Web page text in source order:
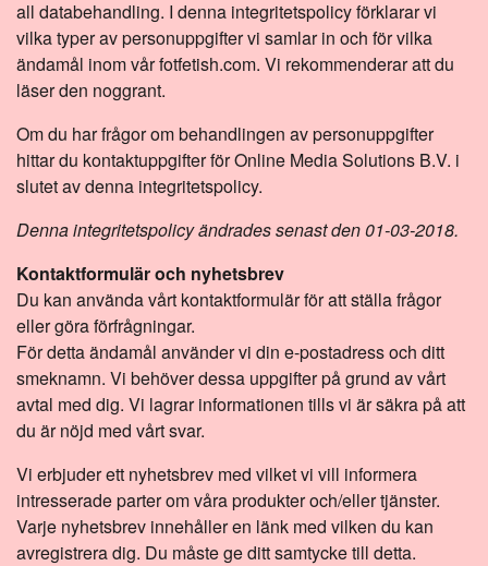
all databehandling. I denna integritetspolicy förklarar vi
vilka typer av personuppgifter vi samlar in och för vilka
ändamål inom vår fotfetish.com. Vi rekommenderar att du
läser den noggrant.
Om du har frågor om behandlingen av personuppgifter
hittar du kontaktuppgifter för Online Media Solutions B.V. i
slutet av denna integritetspolicy.
Denna integritetspolicy ändrades senast den 01-03-2018.
Kontaktformulär och nyhetsbrev
Du kan använda vårt kontaktformulär för att ställa frågor
eller göra förfrågningar.
För detta ändamål använder vi din e-postadress och ditt
smeknamn. Vi behöver dessa uppgifter på grund av vårt
avtal med dig. Vi lagrar informationen tills vi är säkra på att
du är nöjd med vårt svar.
Vi erbjuder ett nyhetsbrev med vilket vi vill informera
intresserade parter om våra produkter och/eller tjänster.
Varje nyhetsbrev innehåller en länk med vilken du kan
avregistrera dig. Du måste ge ditt samtycke till detta.